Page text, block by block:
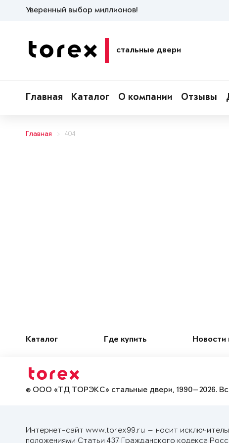
Уверенный выбор миллионов!
стальные двери
Главная Каталог О компании Отзывы
Главная 404
Каталог Где купить Новости
© ООО «ТД ТОРЭКС» стальные двери, 1990—2026.
Интернет-сайт www.torex99.ru — носит
положениями Статьи 437 Гражданского кодекса